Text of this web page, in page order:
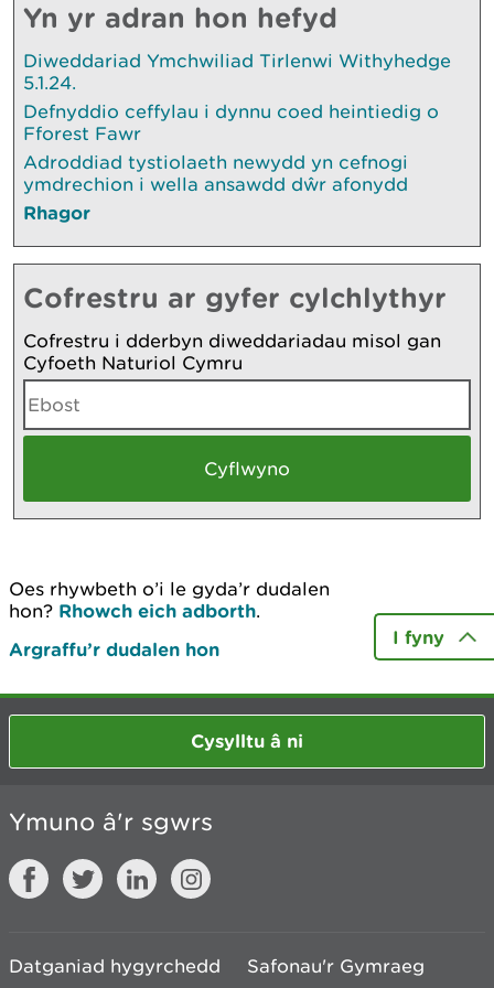
Yn yr adran hon hefyd
Diweddariad Ymchwiliad Tirlenwi Withyhedge
5.1.24.
Defnyddio ceffylau i dynnu coed heintiedig o
Fforest Fawr
Adroddiad tystiolaeth newydd yn cefnogi
ymdrechion i wella ansawdd dŵr afonydd
Rhagor
Cofrestru ar gyfer cylchlythyr
Cofrestru i dderbyn diweddariadau misol gan
Cyfoeth Naturiol Cymru
Oes rhywbeth o’i le gyda’r dudalen
hon? Rhowch eich adborth.
Argraffu’r dudalen hon
I fyny
Cysylltu â ni
Ymuno â'r sgwrs
Datganiad hygyrchedd Safonau'r Gymraeg